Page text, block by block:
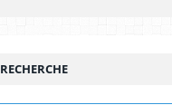
RECHERCHE